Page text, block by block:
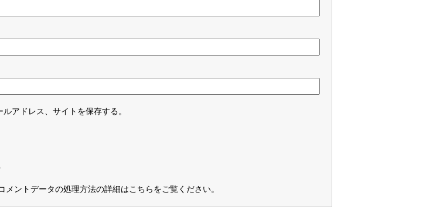
アドレス、サイトを保存する。
メントデータの処理方法の詳細はこちらをご覧ください。